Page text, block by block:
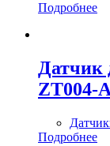
Подробнее
Датчик
ZT004-
Подробнее